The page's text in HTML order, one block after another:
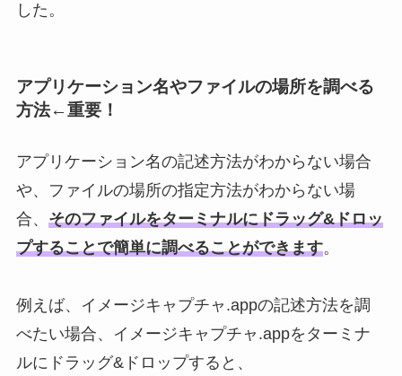
した。
アプリケーション名やファイルの場所を調べる
方法←重要！
アプリケーション名の記述方法がわからない場合
や、ファイルの場所の指定方法がわからない場
合、 そのファイルをターミナルにドラッグ&ドロッ
プすることで簡単に調べることができます。
例えば、イメージキャプチャ.appの記述方法を調
べたい場合、イメージキャプチャ.appをターミナ
ルにドラッグ&ドロップすると、